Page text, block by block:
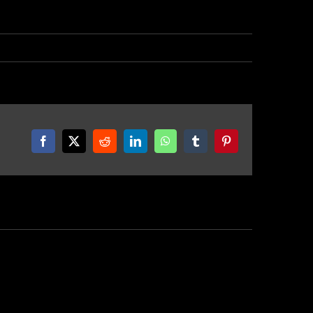
Facebook
X RedditLinkedInWhatsAppTumblrPinterest